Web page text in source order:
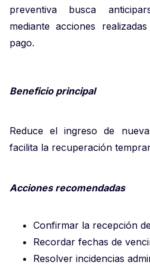
preventiva busca
mediante acciones
pago.
Beneficio principal
Reduce el ingreso de
facilita la recuperación
Acciones recomendadas
Confirmar la recepción
Recordar fechas de
Resolver incidencias